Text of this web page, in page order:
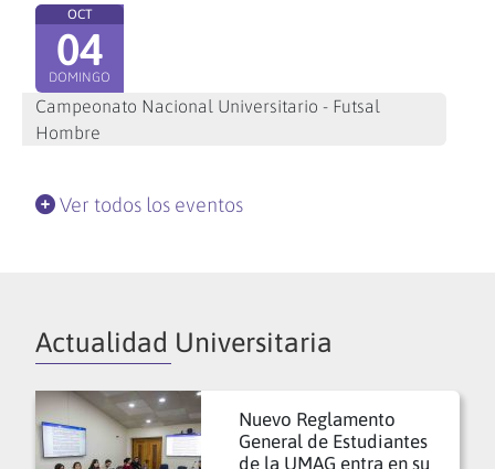
OCT
04
DOMINGO
Campeonato Nacional Universitario - Futsal
Hombre
Ver todos los eventos
Actualidad Universitaria
Nuevo Reglamento
General de Estudiantes
de la UMAG entra en su